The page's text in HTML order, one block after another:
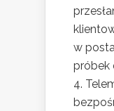
w
próbek
4.